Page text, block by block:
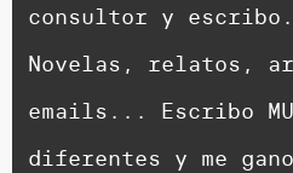
consultor y escribo.
Novelas, relatos,
emails... Escribo
diferentes y me